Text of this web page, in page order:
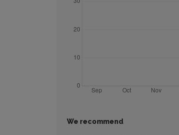
We recommend